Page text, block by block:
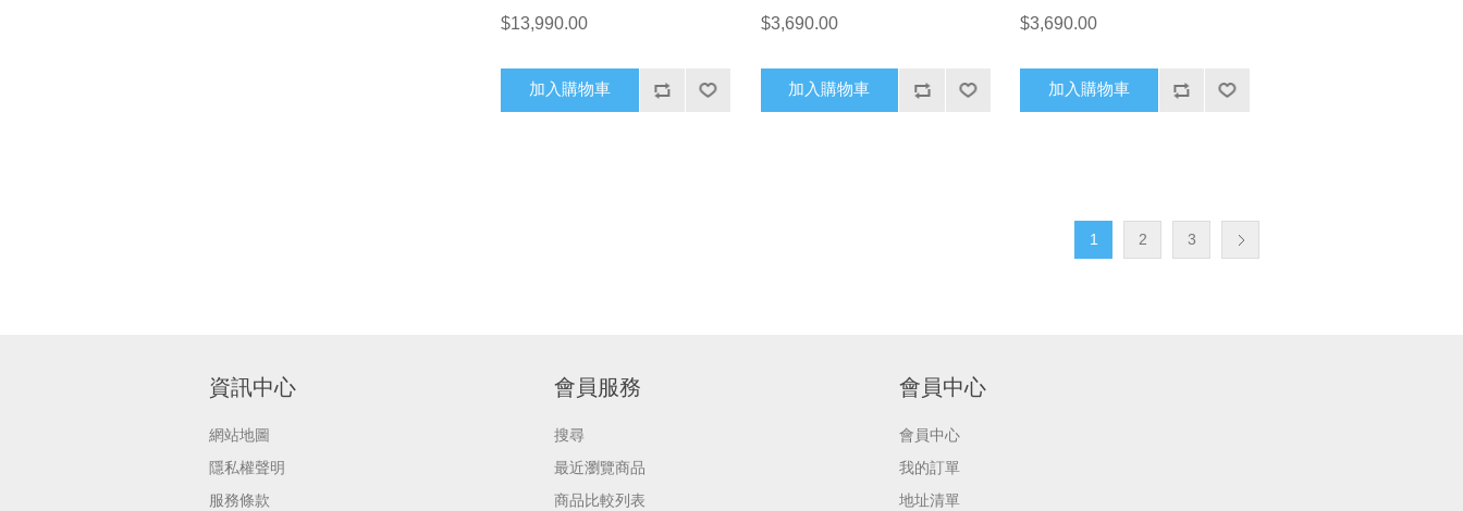
$13,990.00
加入購物車
$3,690.00
加入購物車
$3,690.00
加入購物車
1 2 3
資訊中心
網站地圖
隱私權聲明
服務條款
會員服務
搜尋
最近瀏覽商品
商品比較列表
會員中心
會員中心
我的訂單
地址清單